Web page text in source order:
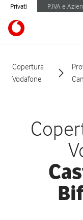
Privati P.IVA e
Copertura
Vodafone